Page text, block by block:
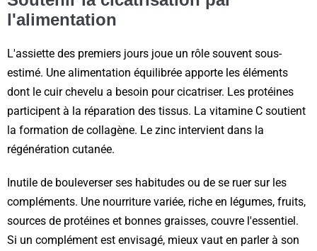
l'alimentation
L'assiette des premiers jours joue un rôle souvent sous-
estimé. Une alimentation équilibrée apporte les éléments
dont le cuir chevelu a besoin pour cicatriser. Les protéines
participent à la réparation des tissus. La vitamine C soutient
la formation de collagène. Le zinc intervient dans la
régénération cutanée.
Inutile de bouleverser ses habitudes ou de se ruer sur les
compléments. Une nourriture variée, riche en légumes, fruits,
sources de protéines et bonnes graisses, couvre l'essentiel.
Si un complément est envisagé, mieux vaut en parler à son